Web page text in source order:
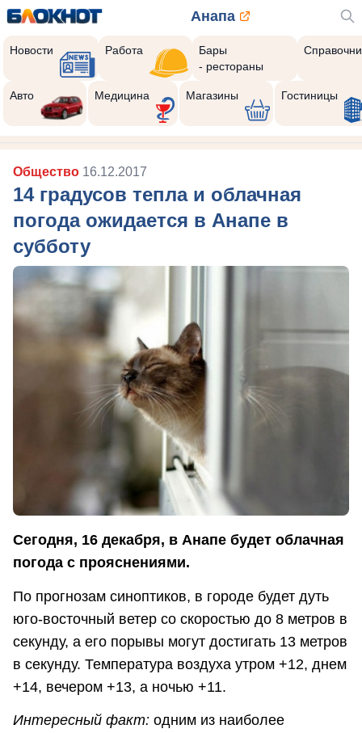
Анапа
Новости Работа
Бары
- рестораны
Авто Медицина Магазины Гостиницы
Общество 16.12.2017
14 градусов тепла и облачная
погода ожидается в Анапе в
субботу
Сегодня, 16 декабря, в Анапе будет облачная
погода с прояснениями.
По прогнозам синоптиков, в городе будет дуть
юго-восточный ветер со скоростью до 8 метров в
секунду, а его порывы могут достигать 13 метров
в секунду. Температура воздуха утром +12, днем
+14, вечером +13, а ночью +11.
Интересный факт: одним из наиболее